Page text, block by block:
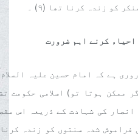
کو زندہ کرنا تھا (٩) ۔
کرنے اہم ضرورت
ہے کہ امام حسین علیہ
ممکن ہوتا تو) اسلامی
انصار کی شہادت کے ذریعہ اس
فراموش شدہ سنتوں کو زندہ